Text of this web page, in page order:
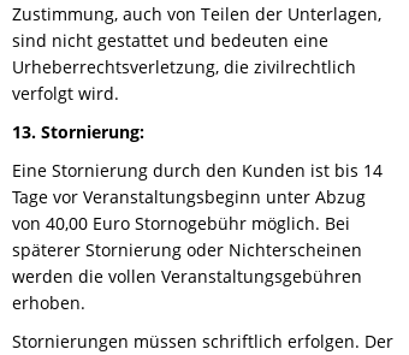
Zustimmung, auch von Teilen der Unterlagen,
sind nicht gestattet und bedeuten eine
Urheberrechtsverletzung, die zivilrechtlich
verfolgt wird.
13. Stornierung:
Eine Stornierung durch den Kunden ist bis 14
Tage vor Veranstaltungsbeginn unter Abzug
von 40,00 Euro Stornogebühr möglich. Bei
späterer Stornierung oder Nichterscheinen
werden die vollen Veranstaltungsgebühren
erhoben.
Stornierungen müssen schriftlich erfolgen. Der